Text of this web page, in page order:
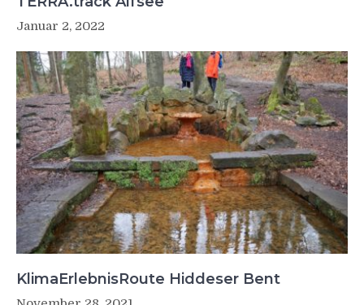
Januar 2, 2022
KlimaErlebnisRoute Hiddeser Bent